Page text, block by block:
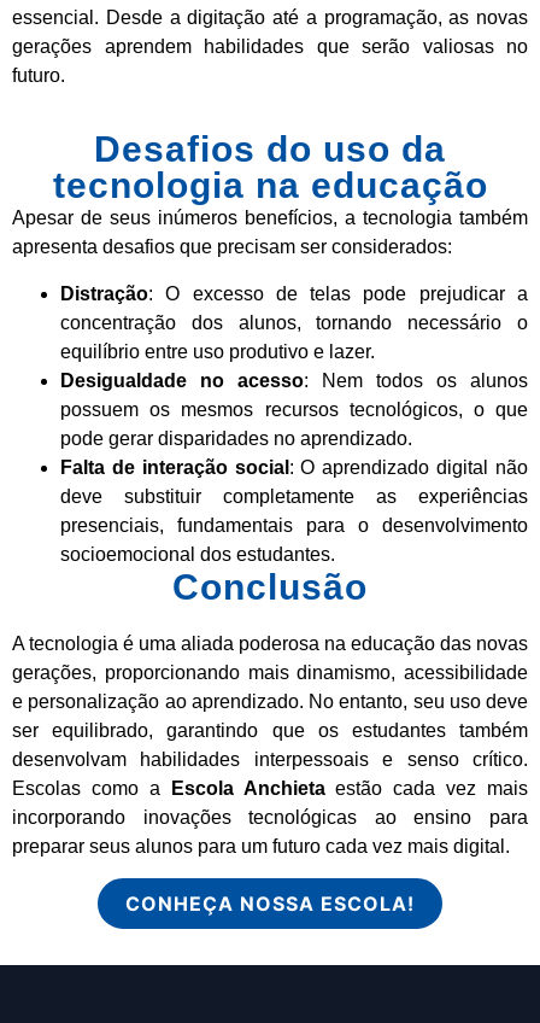
essencial. Desde a digitação até a programação, as novas
gerações aprendem habilidades que serão valiosas no
futuro.
Desafios do uso da
tecnologia na educação
Apesar de seus inúmeros benefícios, a tecnologia também
apresenta desafios que precisam ser considerados:
Distração: O excesso de telas pode prejudicar a
concentração dos alunos, tornando necessário o
equilíbrio entre uso produtivo e lazer.
Desigualdade no acesso: Nem todos os alunos
possuem os mesmos recursos tecnológicos, o que
pode gerar disparidades no aprendizado.
Falta de interação social : O aprendizado digital não
deve substituir completamente as experiências
presenciais, fundamentais para o desenvolvimento
socioemocional dos estudantes.
Conclusão
A tecnologia é uma aliada poderosa na educação das novas
gerações, proporcionando mais dinamismo, acessibilidade
e personalização ao aprendizado. No entanto, seu uso deve
ser equilibrado, garantindo que os estudantes também
desenvolvam habilidades interpessoais e senso crítico.
Escolas como a
Escola Anchietaestão cada vez mais
incorporando inovações tecnológicas ao ensino para
preparar seus alunos para um futuro cada vez mais digital.
CONHEÇA NOSSA ESCOLA!